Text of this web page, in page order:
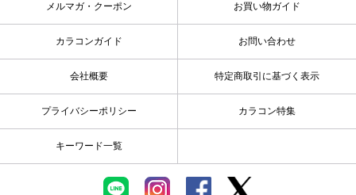
メルマガ・クーポン お買い物ガイド
カラコンガイド お問い合わせ
会社概要 特定商取引に基づく表示
プライバシーポリシー カラコン特集
キーワード一覧